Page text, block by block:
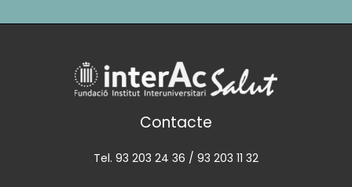
Contacte
Tel. 93 203 24 36 / 93 203 11 32